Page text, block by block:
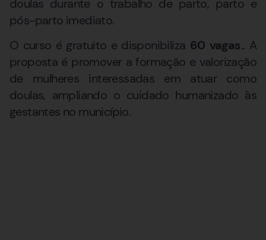
doulas durante o trabalho de parto, parto e
pós-parto imediato.
O curso é gratuito e disponibiliza 60 vagas.. A
proposta é promover a formação e valorização
de mulheres interessadas em atuar como
doulas, ampliando o cuidado humanizado às
gestantes no município.